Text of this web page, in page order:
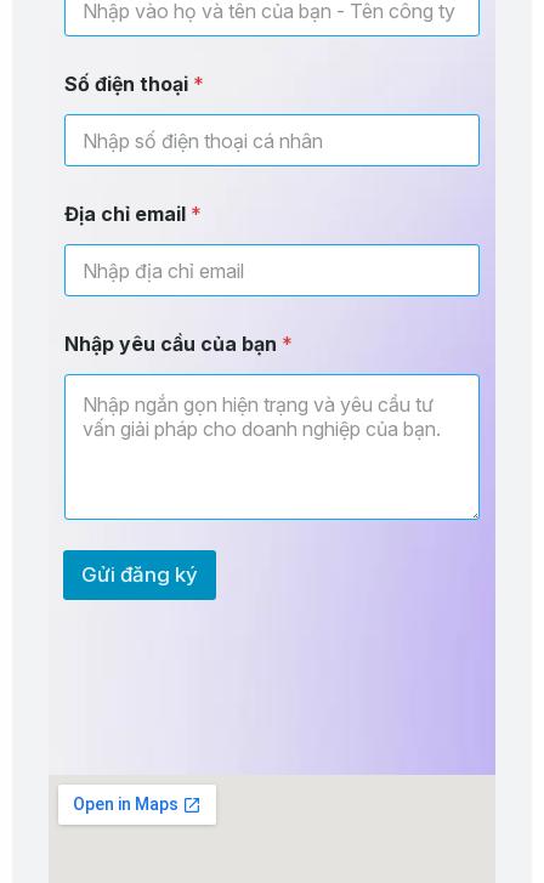
Số điện thoại *
Đ
ị
S
Địa chỉ email *
Nhập yêu cầu của bạn *
Gửi đăng ký